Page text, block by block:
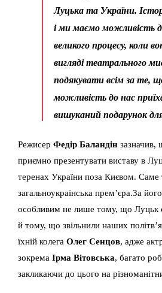
Луцька та України.
і ми маємо можливість
великого процесу, коли
вигляді театрального
подякувати всім за те,
можливість до нас
вишуканий подарунок
Режисер Федір Баландін зазначив,
приємно презентувати виставу в
теренах України поза Києвом. Саме
загальноукраїнська прем’єра.За
особливим не лише тому, що Луцьк
й тому, що звільнили наших
їхній колега Олег Сенцов, адже
зокрема Ірма Вітовська, багато
закликаючи до цього на